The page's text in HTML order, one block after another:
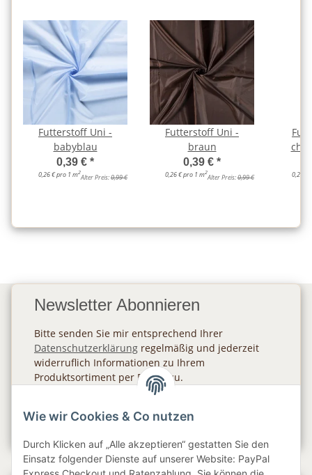
Futterstoff Uni -
babyblau
0,39 € *
0,26 € pro 1 m2
Alter Preis:0,99 €
Futterstoff Uni -
braun
0,39 € *
0,26 € pro 1 m2
Alter Preis:0,99 € 0,26 €
Newsletter Abonnieren
Bitte senden Sie mir entsprechend Ihrer
Datenschutzerklärung regelmäßig und jederzeit
widerruflich Informationen zu Ihrem
Produktsortiment per E-Mail zu.
Wie wir Cookies & Co nutzen
Durch Klicken auf „Alle akzeptieren“ gestatten Sie den
Einsatz folgender Dienste auf unserer Website: PayPal